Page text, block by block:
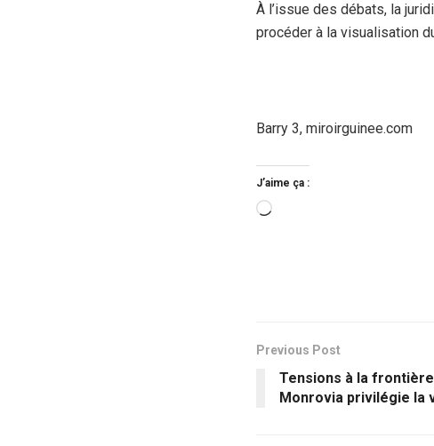
À l’issue des débats, la
procéder à la visualisation
Barry 3, miroirguinee.com
J’aime ça :
Chargement…
Previous Post
Tensions à la
Monrovia privilégie la